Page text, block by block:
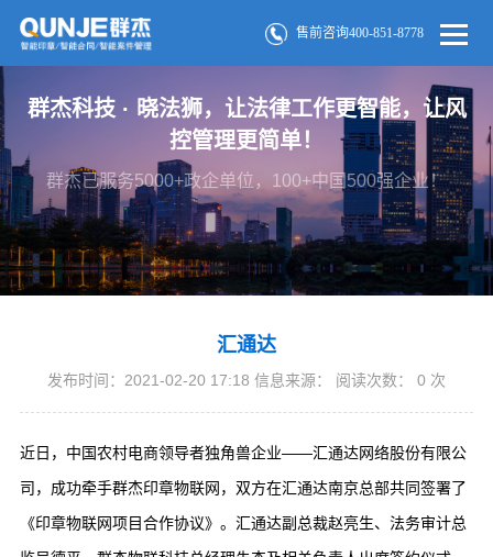
售前咨询400-851-8778
群杰科技 · 晓法狮，让法律工作更智能，让风
控管理更简单！
群杰已服务5000+政企单位，100+中国500强企业！
汇通达
发布时间：2021-02-20 17:18 信息来源： 阅读次数： 0 次
近日，中国农村电商领导者独角兽企业——汇通达网络股份有限公
司，成功牵手群杰印章物联网，双方在汇通达南京总部共同签署了
《印章物联网项目合作协议》。汇通达副总裁赵亮生、法务审计总